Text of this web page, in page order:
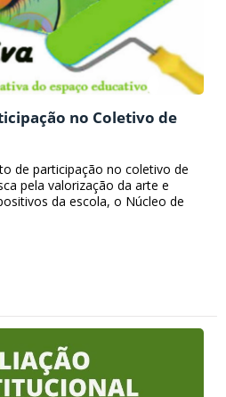
no Coletivo de
de participação no coletivo de
pela valorização da arte e
da escola, o Núcleo de